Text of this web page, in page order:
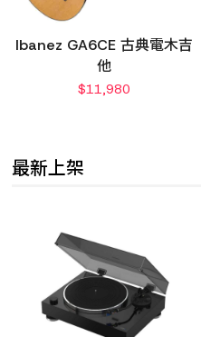
Ibanez GA6CE 古典電木吉
他
$11,980
最新上架